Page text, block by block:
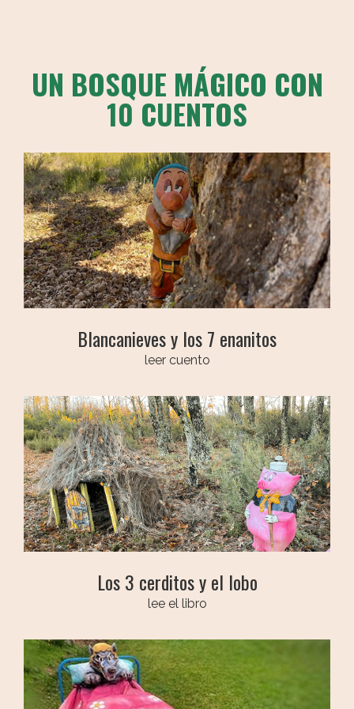
UN BOSQUE MÁGICO CON
10 CUENTOS
Blancanieves y los 7 enanitos
leer cuento
Los 3 cerditos y el lobo
lee el libro